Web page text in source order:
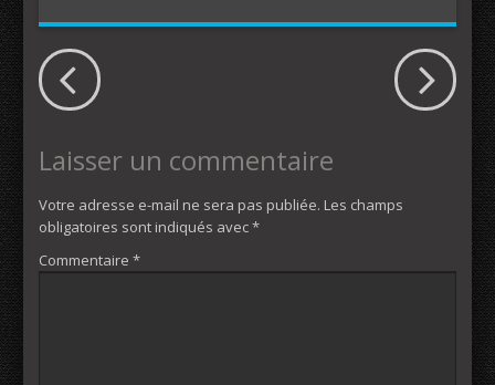
Laisser un commentaire
Votre adresse e-mail ne sera pas publiée. Les champs
obligatoires sont indiqués avec*
Commentaire *